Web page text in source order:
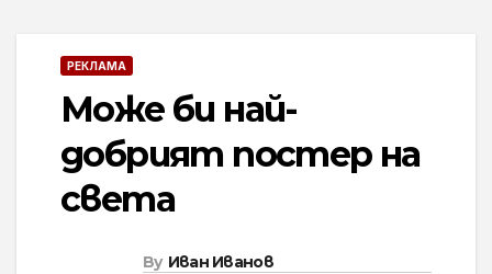
РЕКЛАМА
Може би най-
добрият постер на
света
By Иван Иванов